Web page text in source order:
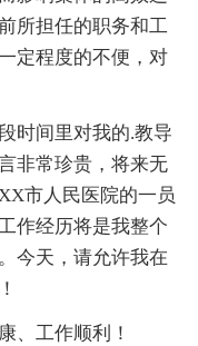
所担任的职务和工
定程度的不便，对
时间里对我的.教导
非常珍贵，将来无
市人民医院的一员
作经历将是我整个
今天，请允许我在
、工作顺利！